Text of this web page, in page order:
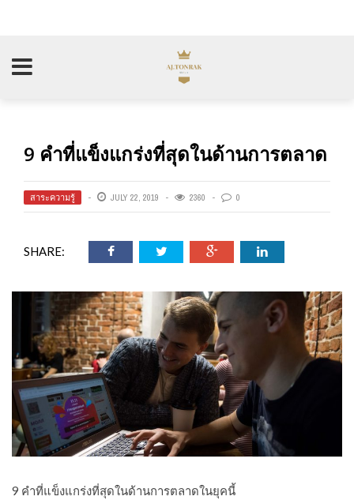
9 คำที่แข็งแกร่งที่สุดในด้านการตลาด
สาระความรู้ JULY 22, 2019 2360 0
SHARE:
9 คำที่แข็งแกร่งที่สุดในด้านการตลาดในยุคนี้